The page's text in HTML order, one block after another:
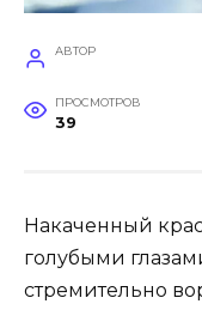
АВТОР
ПРОСМОТРОВ
39
Накаченный
голубыми
стремительно